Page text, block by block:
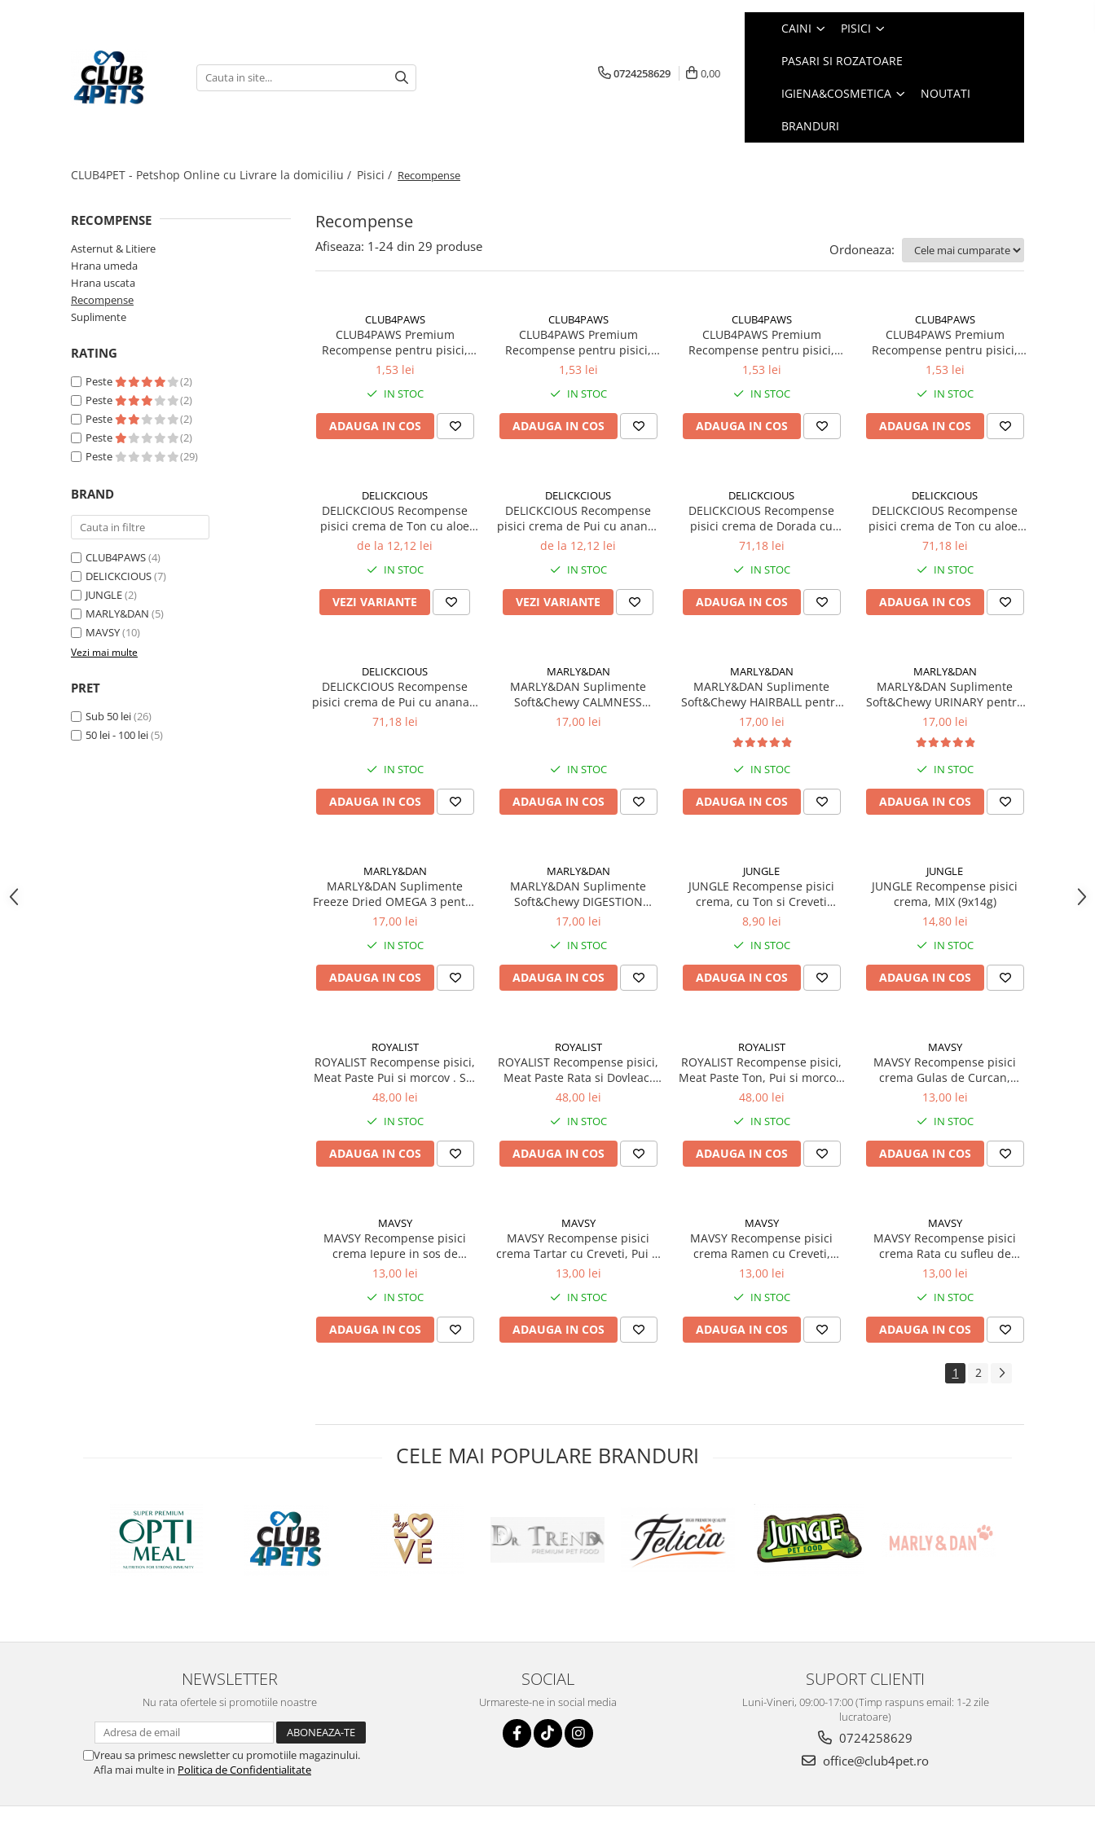
Hrana uscata
Asternut & Litiere
Igiena&Cosmetica
Sampon&Balsam
0724258629 0,00
CAINI PISICI
PASARI SI ROZATOARE
IGIENA&COSMETICA NOUTATI
BRANDURI
CLUB4PET - Petshop Online cu Livrare la domiciliu / Pisici / Recompense
Recompense
RECOMPENSE
Asternut & Litiere
Hrana umeda
Hrana uscata
Recompense
Suplimente
RATING
Peste
(2)
Peste
(2)
Peste
(2)
Peste
(2)
Peste
(29)
BRAND
CLUB4PAWS(4)
DELICKCIOUS(7)
JUNGLE(2)
MARLY&DAN (5)
MAVSY(10)
Vezi mai multe
PRET
Sub 50 lei(26)
50 lei - 100 lei(5)
Afiseaza: 1-24 din 29 produse Ordoneaza:
CLUB4PAWS
CLUB4PAWS Premium
Recompense pentru pisici,
Stick cu curcan si iepure, 5g
1,53 lei
IN STOC
ADAUGA IN COS
CLUB4PAWS
CLUB4PAWS Premium
Recompense pentru pisici,
Stick cu somon si cod, 5g
1,53 lei
IN STOC
ADAUGA IN COS
CLUB4PAWS
CLUB4PAWS Premium
Recompense pentru pisici,
Stick cu pui si pastrav, 5g
1,53 lei
IN STOC
ADAUGA IN COS
CLUB4PAWS
CLUB4PAWS Premium
Recompense pentru pisici,
Stick cu miel si curcan, 5g
1,53 lei
IN STOC
ADAUGA IN COS
DELICKCIOUS
DELICKCIOUS Recompense
pisici crema de Ton cu aloe
(4x15g)
de la 12,12 lei
IN STOC
VEZI VARIANTE
DELICKCIOUS
DELICKCIOUS Recompense
pisici crema de Pui cu ananas
(4x15g)
de la 12,12 lei
IN STOC
VEZI VARIANTE
DELICKCIOUS
DELICKCIOUS Recompense
pisici crema de Dorada cu
papaya (4x15g). Set 6x60g
71,18 lei
IN STOC
ADAUGA IN COS
DELICKCIOUS
DELICKCIOUS Recompense
pisici crema de Ton cu aloe.
Set 6x60g
71,18 lei
IN STOC
ADAUGA IN COS
DELICKCIOUS
DELICKCIOUS Recompense
pisici crema de Pui cu ananas.
Set 6x60g
71,18 lei
IN STOC
ADAUGA IN COS
MARLY&DAN
MARLY&DAN Suplimente
Soft&Chewy CALMNESS
pentru pisici 40g
17,00 lei
IN STOC
ADAUGA IN COS
MARLY&DAN
MARLY&DAN Suplimente
Soft&Chewy HAIRBALL pentru
pisici 40g
17,00 lei
IN STOC
ADAUGA IN COS
MARLY&DAN
MARLY&DAN Suplimente
Soft&Chewy URINARY pentru
pisici 40g
17,00 lei
IN STOC
ADAUGA IN COS
MARLY&DAN
MARLY&DAN Suplimente
Freeze Dried OMEGA 3 pentru
pisici 40g
17,00 lei
IN STOC
ADAUGA IN COS
MARLY&DAN
MARLY&DAN Suplimente
Soft&Chewy DIGESTION
pentru pisici 40g
17,00 lei
IN STOC
ADAUGA IN COS
JUNGLE
JUNGLE Recompense pisici
crema, cu Ton si Creveti
(5x14g)
8,90 lei
IN STOC
ADAUGA IN COS
JUNGLE
JUNGLE Recompense pisici
crema, MIX (9x14g)
14,80 lei
IN STOC
ADAUGA IN COS
ROYALIST
ROYALIST Recompense pisici,
Meat Paste Pui si morcov . Set
4x90g
48,00 lei
IN STOC
ADAUGA IN COS
ROYALIST
ROYALIST Recompense pisici,
Meat Paste Rata si Dovleac.
Set 4x90g
48,00 lei
IN STOC
ADAUGA IN COS
ROYALIST
ROYALIST Recompense pisici,
Meat Paste Ton, Pui si morcov.
Set 4x90g
48,00 lei
IN STOC
ADAUGA IN COS
MAVSY
MAVSY Recompense pisici
crema Gulas de Curcan,
spanac si aloe (5x15g)
13,00 lei
IN STOC
ADAUGA IN COS
MAVSY
MAVSY Recompense pisici
crema Iepure in sos de
persimon si chia (5x15g)
13,00 lei
IN STOC
ADAUGA IN COS
MAVSY
MAVSY Recompense pisici
crema Tartar cu Creveti, Pui si
Caviar (5x15g)
13,00 lei
IN STOC
ADAUGA IN COS
MAVSY
MAVSY Recompense pisici
crema Ramen cu Creveti,
seminte de in si ou de
13,00 lei
IN STOC
ADAUGA IN COS
MAVSY
MAVSY Recompense pisici
crema Rata cu sufleu de
merisoare (5x15g)
13,00 lei
IN STOC
ADAUGA IN COS
1 2
CELE MAI POPULARE BRANDURI
NEWSLETTER
Nu rata ofertele si promotiile noastre
Vreau sa primesc newsletter cu promotiile magazinului.
Afla mai multe in Politica de Confidentialitate
SOCIAL
Urmareste-ne in social media
SUPORT CLIENTI
Luni-Vineri, 09:00-17:00 (Timp raspuns email: 1-2 zile
lucratoare)
0724258629
office@club4pet.ro